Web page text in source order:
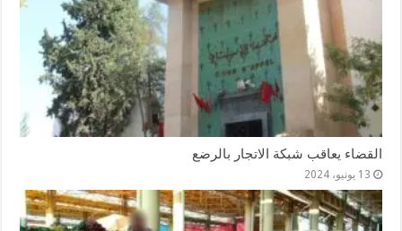
القضاء يعاقب شبكة الاتجار بالرضع
13 يونيو، 2024